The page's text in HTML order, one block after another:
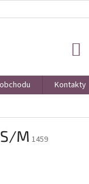
VRÁCENÍ ZBOŽÍ A
Kontakty
M 1459